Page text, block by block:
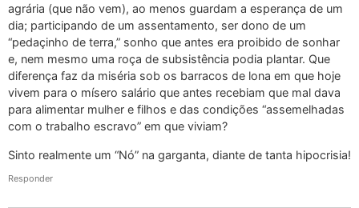
agrária (que não vem), ao menos guardam a esperança de um
dia; participando de um assentamento, ser dono de um
“pedaçinho de terra,” sonho que antes era proibido de sonhar
e, nem mesmo uma roça de subsistência podia plantar. Que
diferença faz da miséria sob os barracos de lona em que hoje
vivem para o mísero salário que antes recebiam que mal dava
para alimentar mulher e filhos e das condições “assemelhadas
com o trabalho escravo” em que viviam?
Sinto realmente um “Nó” na garganta, diante de tanta hipocrisia!
Responder